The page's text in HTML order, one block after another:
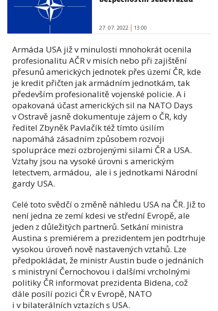
27. 07. 2022 13:00
Armáda USA již v minulosti mnohokrát ocenila
profesionalitu AČR v misích nebo při zajištění
přesunů amerických jednotek přes území ČR, kde
je kredit přičten jak armádním jednotkám, tak
především profesionalitě vojenské policie. A i
opakovaná účast amerických sil na NATO Days
v Ostravě jasně dokumentuje zájem o ČR, kdy
ředitel Zbyněk Pavlačík též tímto úsilím
napomáhá zásadním způsobem rozvoji
spolupráce mezi ozbrojenými silami ČR a USA.
Vztahy jsou na vysoké úrovni s americkým
letectvem, armádou, ale i s jednotkami Národní
gardy USA.
Celé toto svědčí o změně náhledu USA na ČR. Již to
není jedna ze zemí kdesi ve střední Evropě, ale
jeden z důležitých partnerů. Setkání ministra
Austina s premiérem a prezidentem jen podtrhuje
vysokou úroveň nově nastavených vztahů. Lze
předpokládat, že ministr Austin bude o jednáních
s ministryní Černochovou i dalšími vrcholnými
politiky ČR informovat prezidenta Bidena, což
dále posílí pozici ČR v Evropě, NATO
i v bilaterálních vztazích s USA.